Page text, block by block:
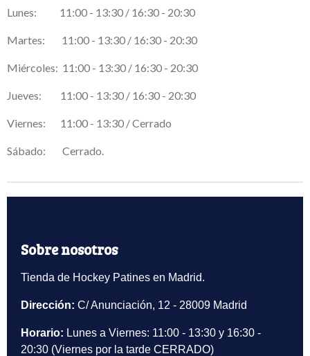
Lunes: 11:00 - 13:30 / 16:30 - 20:30
Martes: 11:00 - 13:30 / 16:30 - 20:30
Miércoles: 11:00 - 13:30 / 16:30 - 20:30
Jueves: 11:00 - 13:30 / 16:30 - 20:30
Viernes: 11:00 - 13:30 / Cerrado
Sábado: Cerrado.
Sobre nosotros
Tienda de Hockey Patines en Madrid.
Dirección: C/ Anunciación, 12 - 28009 Madrid
Horario: Lunes a Viernes: 11:00 - 13:30 y 16:30 -
20:30 (Viernes por la tarde CERRADO)